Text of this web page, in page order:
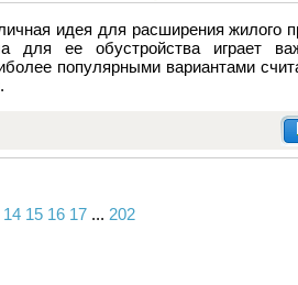
идея для расширения жилого
для ее обустройства играет
популярными вариантами
14 15 16 17 ... 202